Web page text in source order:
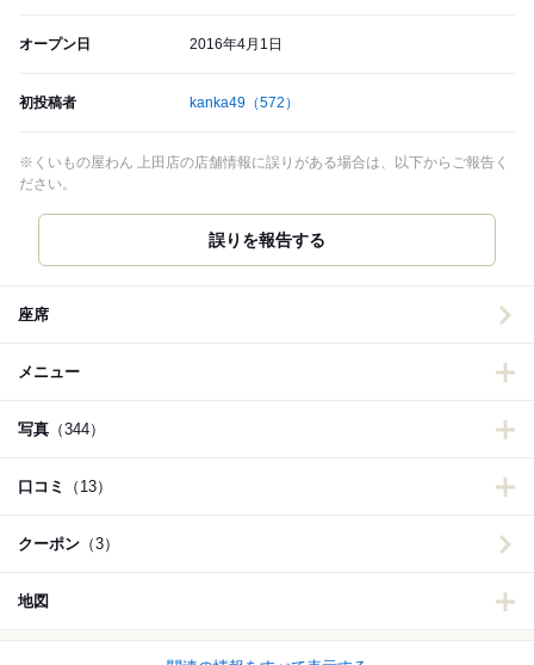
オープン日 2016年4月1日
初投稿者 kanka49 （572）
※くいもの屋わん 上田店の店舗情報に誤りがある場合は、以下からご報告く
ださい。
誤りを報告する
座席
メニュー
写真 （344）
口コミ （13）
クーポン （3）
地図